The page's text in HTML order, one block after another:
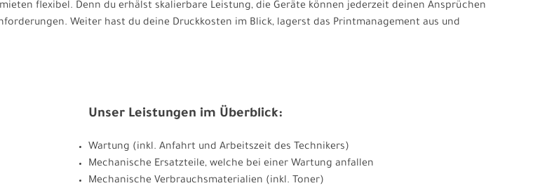
flexibel. Denn du erhälst skalierbare Leistung, die Geräte können jederzeit deinen Ansprüchen
Weiter hast du deine Druckkosten im Blick, lagerst das Printmanagement aus und
Unser Leistungen im Überblick:
Wartung (inkl. Anfahrt und Arbeitszeit des Technikers)
Mechanische Ersatzteile, welche bei einer Wartung anfallen
Mechanische Verbrauchsmaterialien (inkl. Toner)